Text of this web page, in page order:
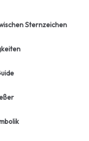
Sternzeichen